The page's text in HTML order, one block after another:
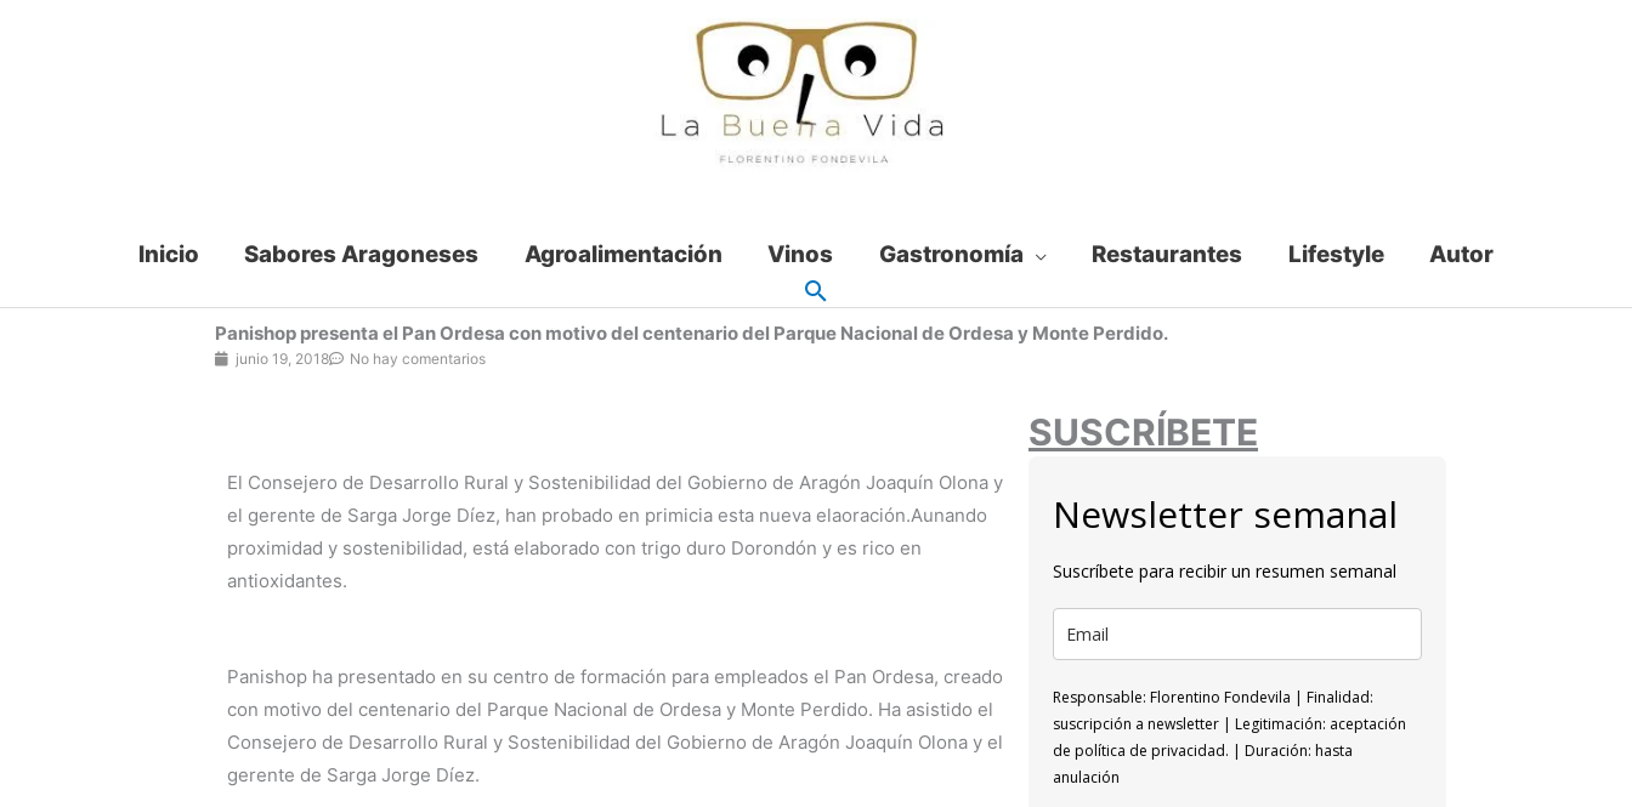
Inicio Sabores Aragoneses Agroalimentación Vinos Gastronomía Restaurantes Lifestyle Autor
Panishop presenta el Pan Ordesa con motivo del centenario del Parque Nacional de Ordesa y Monte Perdido.
junio 19, 2018 No hay comentarios
El Consejero de Desarrollo Rural y Sostenibilidad del Gobierno de Aragón Joaquín Olona y
el gerente de Sarga Jorge Díez, han probado en primicia esta nueva elaoración.Aunando
proximidad y sostenibilidad, está elaborado con trigo duro Dorondón y es rico en
antioxidantes.
Panishop ha presentado en su centro de formación para empleados el Pan Ordesa, creado
con motivo del centenario del Parque Nacional de Ordesa y Monte Perdido. Ha asistido el
Consejero de Desarrollo Rural y Sostenibilidad del Gobierno de Aragón Joaquín Olona y el
gerente de Sarga Jorge Díez.
SUSCRÍBETE
Newsletter semanal
Suscríbete para recibir un resumen semanal
Responsable: Florentino Fondevila | Finalidad:
suscripción a newsletter | Legitimación: aceptación
de política de privacidad. | Duración: hasta
anulación